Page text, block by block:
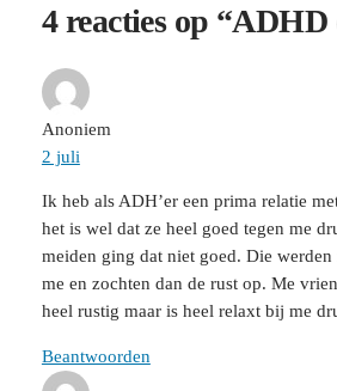
4 reacties op “ADHD
Anoniem
2 juli
Ik heb als ADH’er een prima relatie
het is wel dat ze heel goed tegen me
meiden ging dat niet goed. Die
me en zochten dan de rust op. Me
heel rustig maar is heel relaxt bij me
Beantwoorden